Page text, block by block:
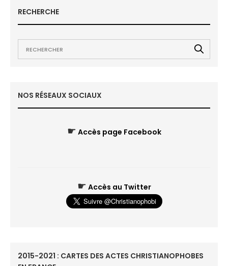
RECHERCHE
NOS RÉSEAUX SOCIAUX
☛ Accès page Facebook
☛ Accès au Twitter
2015-2021 : CARTES DES ACTES CHRISTIANOPHOBES